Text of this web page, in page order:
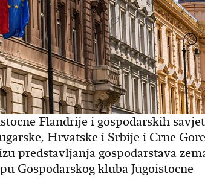
Flandrije i gospodarskih
Hrvatske i Srbije i Crne Gore
predstavljanja gospodarstava
Gospodarskog kluba Jugoistocne